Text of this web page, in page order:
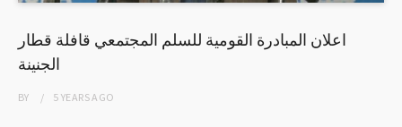
اعلان المبادرة القومية للسلم المجتمعي قافلة قطار
الجنينة
BY 5 YEARSAGO